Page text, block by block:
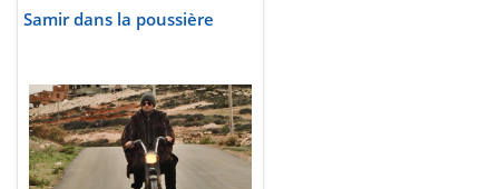
Samir dans la poussière